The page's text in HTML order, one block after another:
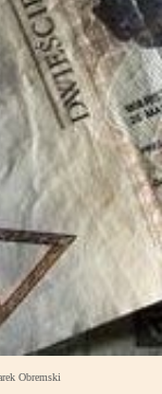
Obremski